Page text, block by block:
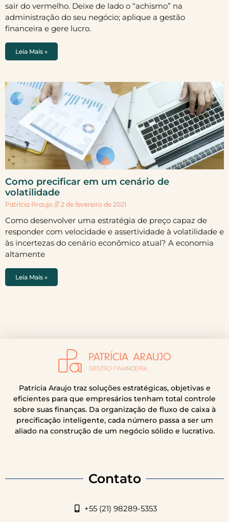
sair do vermelho. Deixe de lado o “achismo” na
administração do seu negócio; aplique a gestão
financeira e gere lucro.
Leia Mais »
Como precificar em um cenário de
volatilidade
Patrícia Araujo 2 de fevereiro de 2021
Como desenvolver uma estratégia de preço capaz de
responder com velocidade e assertividade à volatilidade e
às incertezas do cenário econômico atual? A economia
altamente
Leia Mais »
Patrícia Araujo traz soluções estratégicas, objetivas e
eficientes para que empresários tenham total controle
sobre suas finanças. Da organização de fluxo de caixa à
precificação inteligente, cada número passa a ser um
aliado na construção de um negócio sólido e lucrativo.
Contato
+55 (21) 98289-5353